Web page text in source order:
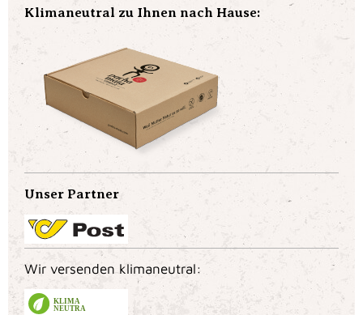
Klimaneutral zu Ihnen nach Hause:
Unser Partner
Wir versenden klimaneutral:
KLIMA
NEUTRAL